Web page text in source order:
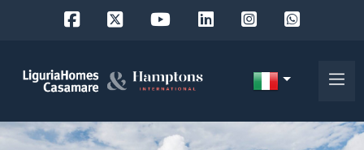
Scegli